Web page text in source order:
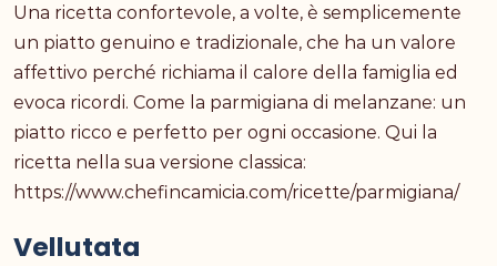
Una ricetta confortevole, a volte, è semplicemente
un piatto genuino e tradizionale, che ha un valore
affettivo perché richiama il calore della famiglia ed
evoca ricordi. Come la parmigiana di melanzane: un
piatto ricco e perfetto per ogni occasione. Qui la
ricetta nella sua versione classica:
https://www.chefincamicia.com/ricette/parmigiana/
Vellutata